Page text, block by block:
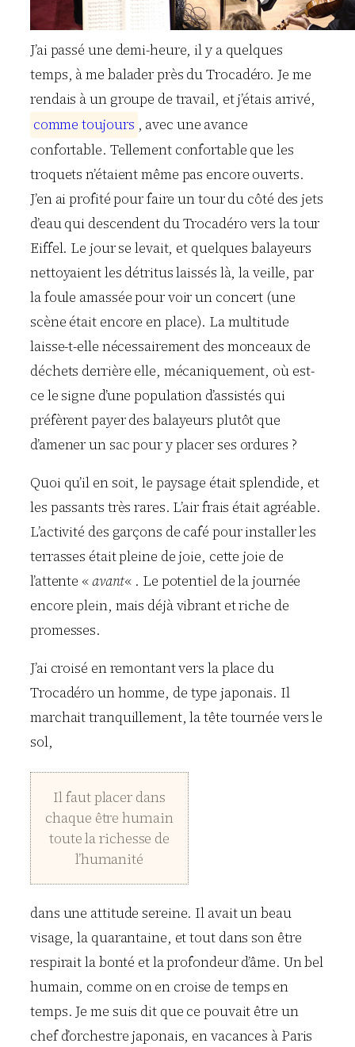
J’ai passé une demi-heure, il y a quelques
temps, à me balader près du Trocadéro. Je me
rendais à un groupe de travail, et j’étais arrivé,
comme toujours , avec une avance
confortable. Tellement confortable que les
troquets n’étaient même pas encore ouverts.
J’en ai profité pour faire un tour du côté des jets
d’eau qui descendent du Trocadéro vers la tour
Eiffel. Le jour se levait, et quelques balayeurs
nettoyaient les détritus laissés là, la veille, par
la foule amassée pour voir un concert (une
scène était encore en place). La multitude
laisse-t-elle nécessairement des monceaux de
déchets derrière elle, mécaniquement, où est-
ce le signe d’une population d’assistés qui
préfèrent payer des balayeurs plutôt que
d’amener un sac pour y placer ses ordures ?
Quoi qu’il en soit, le paysage était splendide, et
les passants très rares. L’air frais était agréable.
L’activité des garçons de café pour installer les
terrasses était pleine de joie, cette joie de
l’attente «avant« . Le potentiel de la journée
encore plein, mais déjà vibrant et riche de
promesses.
J’ai croisé en remontant vers la place du
Trocadéro un homme, de type japonais. Il
marchait tranquillement, la tête tournée vers le
sol,
Il faut placer dans
chaque être humain
toute la richesse de
l’humanité
dans une attitude sereine. Il avait un beau
visage, la quarantaine, et tout dans son être
respirait la bonté et la profondeur d’âme. Un bel
humain, comme on en croise de temps en
temps. Je me suis dit que ce pouvait être un
chef d’orchestre japonais, en vacances à Paris